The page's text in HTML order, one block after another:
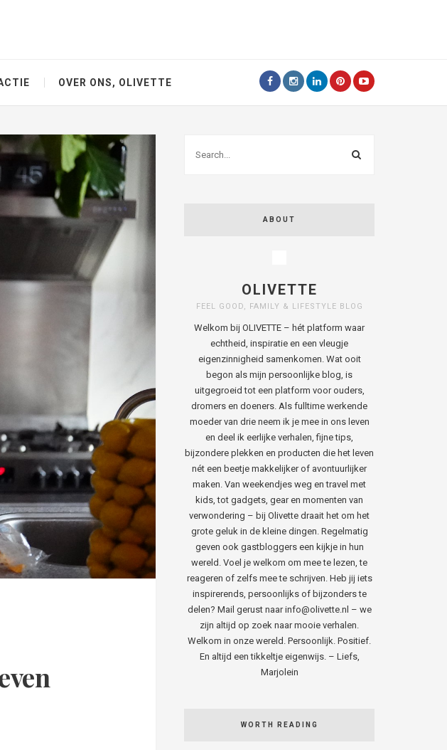
OVER ONS, OLIVETTE
ABOUT
OLIVETTE
FEEL GOOD, FAMILY & LIFESTYLE BLOG
Welkom bij OLIVETTE – hét platform waar
echtheid, inspiratie en een vleugje
eigenzinnigheid samenkomen. Wat ooit
begon als mijn persoonlijke blog, is
uitgegroeid tot een platform voor ouders,
dromers en doeners. Als fulltime werkende
moeder van drie neem ik je mee in ons leven
en deel ik eerlijke verhalen, fijne tips,
bijzondere plekken en producten die het leven
nét een beetje makkelijker of avontuurlijker
maken. Van weekendjes weg en travel met
kids, tot gadgets, gear en momenten van
verwondering – bij Olivette draait het om het
grote geluk in de kleine dingen. Regelmatig
geven ook gastbloggers een kijkje in hun
wereld. Voel je welkom om mee te lezen, te
reageren of zelfs mee te schrijven. Heb jij iets
inspirerends, persoonlijks of bijzonders te
delen? Mail gerust naar info@olivette.nl – we
zijn altijd op zoek naar mooie verhalen.
Welkom in onze wereld. Persoonlijk. Positief.
En altijd een tikkeltje eigenwijs. – Liefs,
Marjolein
WORTH READING